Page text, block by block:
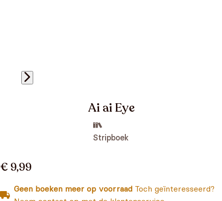
Ai ai Eye
Stripboek
€ 9,99
Geen boeken meer op voorraad Toch geïnteresseerd?